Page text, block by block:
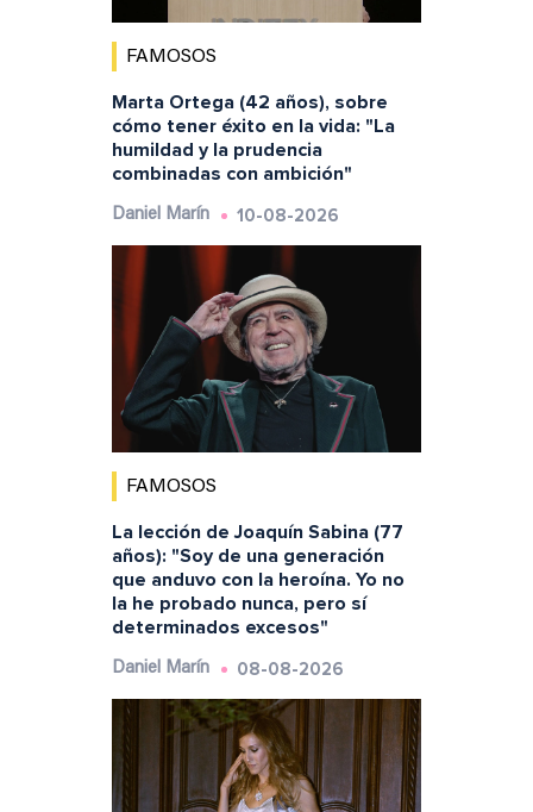
FAMOSOS
Marta Ortega (42 años), sobre
cómo tener éxito en la vida: "La
humildad y la prudencia
combinadas con ambición"
Daniel Marín 10-08-2026
FAMOSOS
La lección de Joaquín Sabina (77
años): "Soy de una generación
que anduvo con la heroína. Yo no
la he probado nunca, pero sí
determinados excesos"
Daniel Marín 08-08-2026